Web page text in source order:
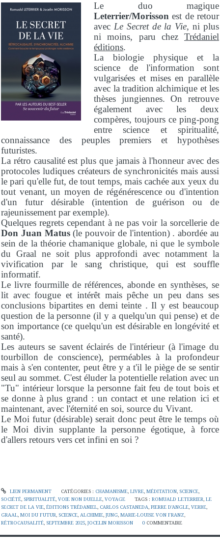
Le duo magique
Leterrier/Morisson est de retour
avec Le Secret de la Vie, ni plus
ni moins, paru chez Trédaniel
éditions.
La biologie physique et la
science de l'information sont
vulgarisées et mises en parallèle
avec la tradition alchimique et les
thèses jungiennes. On retrouve
également avec les deux
compères, toujours ce ping-pong
entre science et spiritualité,
connaissance des peuples premiers et hypothèses
futuristes.
La rétro causalité est plus que jamais à l'honneur avec des
protocoles ludiques créateurs de synchronicités mais aussi
le pari qu'elle fut, de tout temps, mais cachée aux yeux du
tout venant, un moyen de régénérescence ou d'intention
d'un futur désirable (intention de guérison ou de
rajeunissement par exemple).
Quelques regrets cependant à ne pas voir la sorcellerie de
Don Juan Matus(le pouvoir de l'intention) . abordée au
sein de la théorie chamanique globale, ni que le symbole
du Graal ne soit plus approfondi avec notamment la
vivification par le sang christique, qui est souffle
informatif.
Le livre fourmille de références, abonde en synthèses, se
lit avec fougue et intérêt mais pêche un peu dans ses
conclusions bipartites en demi teinte . Il y est beaucoup
question de la personne (il y a quelqu'un qui pense) et de
son importance (ce quelqu'un est désirable en longévité et
santé).
Les auteurs se savent éclairés de l'intérieur (à l'image du
tourbillon de conscience), perméables à la profondeur
mais à s'en contenter, peut être y a t'il le piège de se sentir
seul au sommet. C'est éluder la potentielle relation avec un
"Tu" intérieur lorsque la personne fait feu de tout bois et
se donne à plus grand : un contact et une relation ici et
maintenant, avec l'éternité en soi, source du Vivant.
Le Moi futur (désirable) serait donc peut être le temps où
le Moi divin supplante la personne égotique, à force
d'allers retours vers cet infini en soi ?
LIEN PERMANENT CATÉGORIES : CHAMANISME, LIVRE, MÉDITATION, SCIENCE,
SOCIÉTÉ, SPIRITUALITÉ, VOIE NON DUELLE, VOYAGE TAGS :ROMUALD LETERRIER,LE
SECRET DE LA VIE, ÉDITIONS TRÉDANIEL, CARLOS CASTANEDA, PIERRE D'ANGLE, VERBE,
GRAAL, MOI DU FUTUR, SCIENCE, ALCHIMIE, JUNG, MARIE-LOUISE VON FRANZ,
RÉTROCAUSALITÉ, SEPTEMBRE 2025, JOCELIN MORISSON 0 COMMENTAIRE